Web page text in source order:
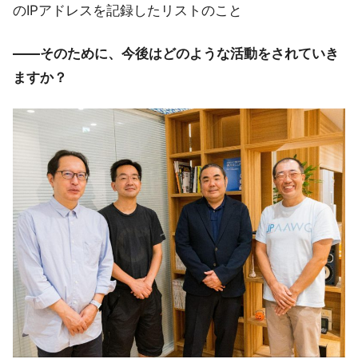
のIPアドレスを記録したリストのこと
――そのために、今後はどのような活動をされていき
ますか？